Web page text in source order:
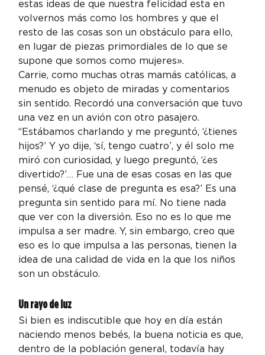
estas ideas de que nuestra felicidad esta en
volvernos más como los hombres y que el
resto de las cosas son un obstáculo para ello,
en lugar de piezas primordiales de lo que se
supone que somos como mujeres».
Carrie, como muchas otras mamás católicas, a
menudo es objeto de miradas y comentarios
sin sentido. Recordó una conversación que tuvo
una vez en un avión con otro pasajero.
“Estábamos charlando y me preguntó, ‘¿tienes
hijos?’ Y yo dije, ‘sí, tengo cuatro’, y él solo me
miró con curiosidad, y luego preguntó, ‘¿es
divertido?’… Fue una de esas cosas en las que
pensé, ‘¿qué clase de pregunta es esa?’ Es una
pregunta sin sentido para mí. No tiene nada
que ver con la diversión. Eso no es lo que me
impulsa a ser madre. Y, sin embargo, creo que
eso es lo que impulsa a las personas, tienen la
idea de una calidad de vida en la que los niños
son un obstáculo.
Un rayo de luz
Si bien es indiscutible que hoy en día están
naciendo menos bebés, la buena noticia es que,
dentro de la población general, todavía hay